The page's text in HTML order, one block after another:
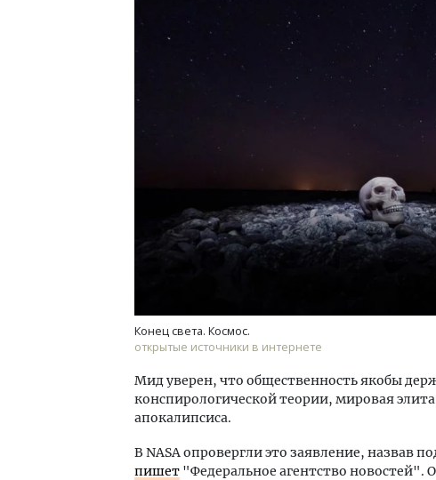
Конец света. Космос.
открытые источники в интернете
Мид уверен, что общественность якобы
конспирологической теории, мировая
апокалипсиса.
В NASА опровергли это заявление, назвав
пишет "Федеральное агентство новостей".
Смелость
ЗИАС — об